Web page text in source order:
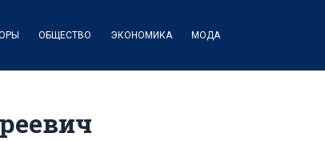
ОБЩЕСТВО ЭКОНОМИКА МОДА